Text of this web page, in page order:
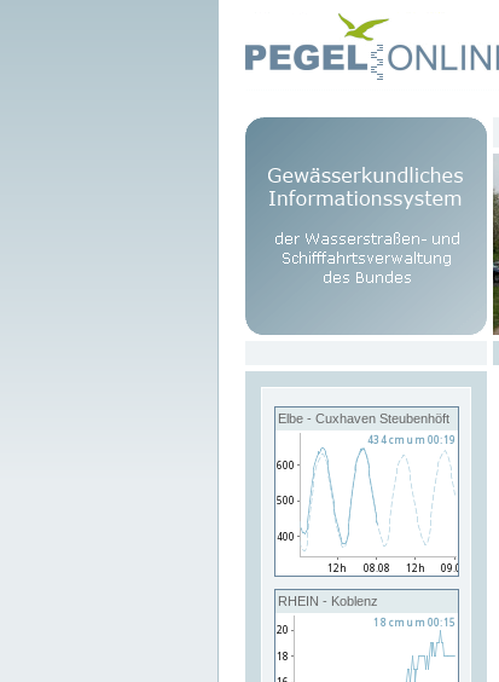
Elbe - Cuxhaven Steubenhöft
RHEIN - Koblenz